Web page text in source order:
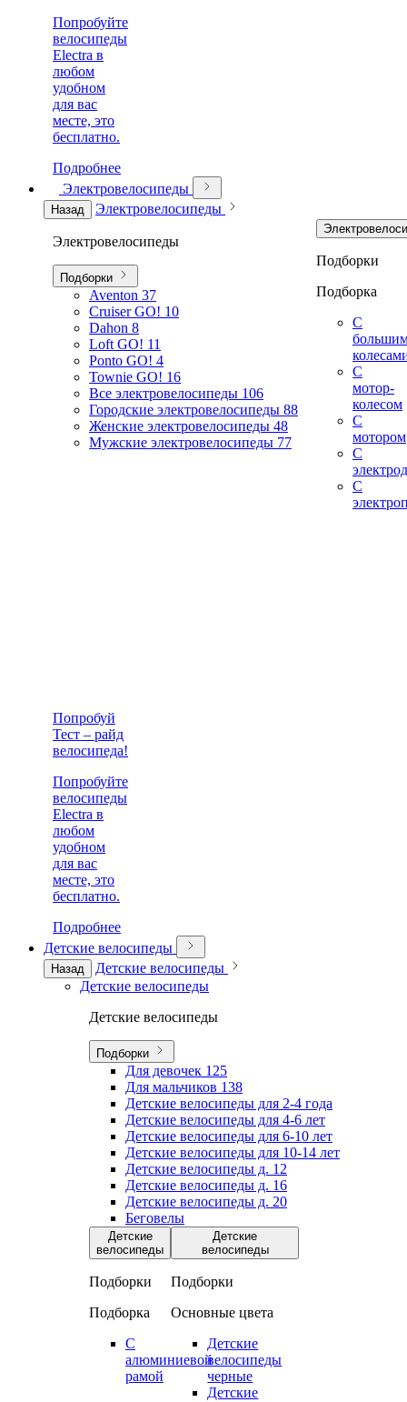
Попробуйте
велосипеды
Electra в
любом
удобном
для вас
месте, это
бесплатно.
Подробнее
Электровелосипеды
Назад Электровелосипеды
Электровелосипеды
Подборки
Aventon 37
Cruiser GO! 10
Dahon 8
Loft GO! 11
Ponto GO! 4
Townie GO! 16
Все электровелосипеды 106
Городские электровелосипеды 88
Женские электровелосипеды 48
Мужские электровелосипеды 77
Подборки
Подборка
С
С
мотор-
колесом
С
мотором
С
С
Попробуй
Тест – райд
велосипеда!
Попробуйте
велосипеды
Electra в
любом
удобном
для вас
месте, это
бесплатно.
Подробнее
Детские велосипеды
Назад
Детские велосипеды
Детские велосипеды
Детские велосипеды
Подборки
Для девочек 125
Для мальчиков 138
Детские велосипеды для 2-4 года
Детские велосипеды для 4-6 лет
Детские велосипеды для 6-10 лет
Детские велосипеды для 10-14 лет
Детские велосипеды д. 12
Детские велосипеды д. 16
Детские велосипеды д. 20
Беговелы
Детские
велосипеды
Подборки
Подборка
С
алюминиевой
рамой
Детские
велосипеды
Подборки
Основные цвета
Детские
велосипеды
черные
Детские